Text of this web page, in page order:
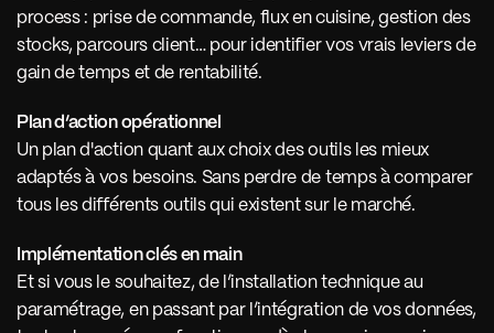
process : prise de commande, flux en cuisine, gestion des
stocks, parcours client… pour identifier vos vrais leviers de
gain de temps et de rentabilité.
Plan d’action opérationnel
Un plan d'action quant aux choix des outils les mieux
adaptés à vos besoins. Sans perdre de temps à comparer
tous les différents outils qui existent sur le marché.
Implémentation clés en main
Et si vous le souhaitez, de l’installation technique au
paramétrage, en passant par l’intégration de vos données,